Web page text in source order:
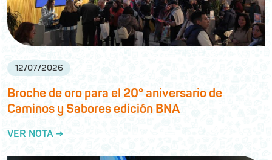
12/07/2026
Broche de oro para el 20° aniversario de
Caminos y Sabores edición BNA
VER NOTA →